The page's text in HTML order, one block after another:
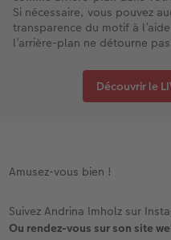
Si nécessaire, vous pouvez
transparence du motif à
l’arrière-plan ne détourne
Découvrir le
Amusez-vous bien !
Suivez Andrina Imholz sur
Ou rendez-vous sur son site